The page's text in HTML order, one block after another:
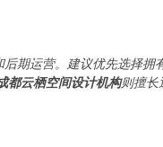
期运营。建议优先选择
都云栖空间设计机构则擅长